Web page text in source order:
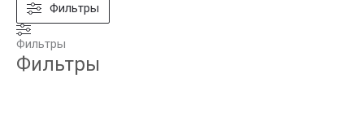
Фильтры
Фильтры
Фильтры